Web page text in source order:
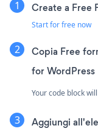
Create a Free
Start for free now
Copia Free
for WordPress
Your code block
Aggiungi